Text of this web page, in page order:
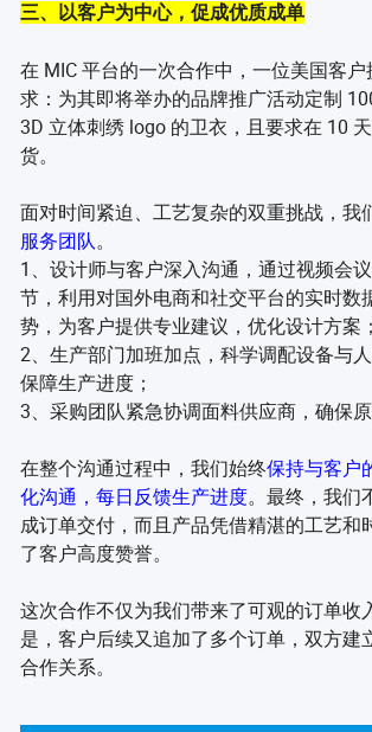
三、以客户为中心，促成优质成单
在 MIC 平台的一次合作中，一位美国客
求：为其即将举办的品牌推广活动定制
3D 立体刺绣 logo 的卫衣，且要求在 10
货。
面对时间紧迫、工艺复杂的双重挑战，我
服务团队。
1、设计师与客户深入沟通，通过视频会
节，利用对国外电商和社交平台的实时数
势，为客户提供专业建议，优化设计方案；
2、生产部门加班加点，科学调配设备与
保障生产进度；
3、采购团队紧急协调面料供应商，确保原
在整个沟通过程中，我们始终保持与客户
化沟通，每日反馈生产进度。最终，我们
成订单交付，而且产品凭借精湛的工艺和
了客户高度赞誉。
这次合作不仅为我们带来了可观的订单收
是，客户后续又追加了多个订单，双方建
合作关系。